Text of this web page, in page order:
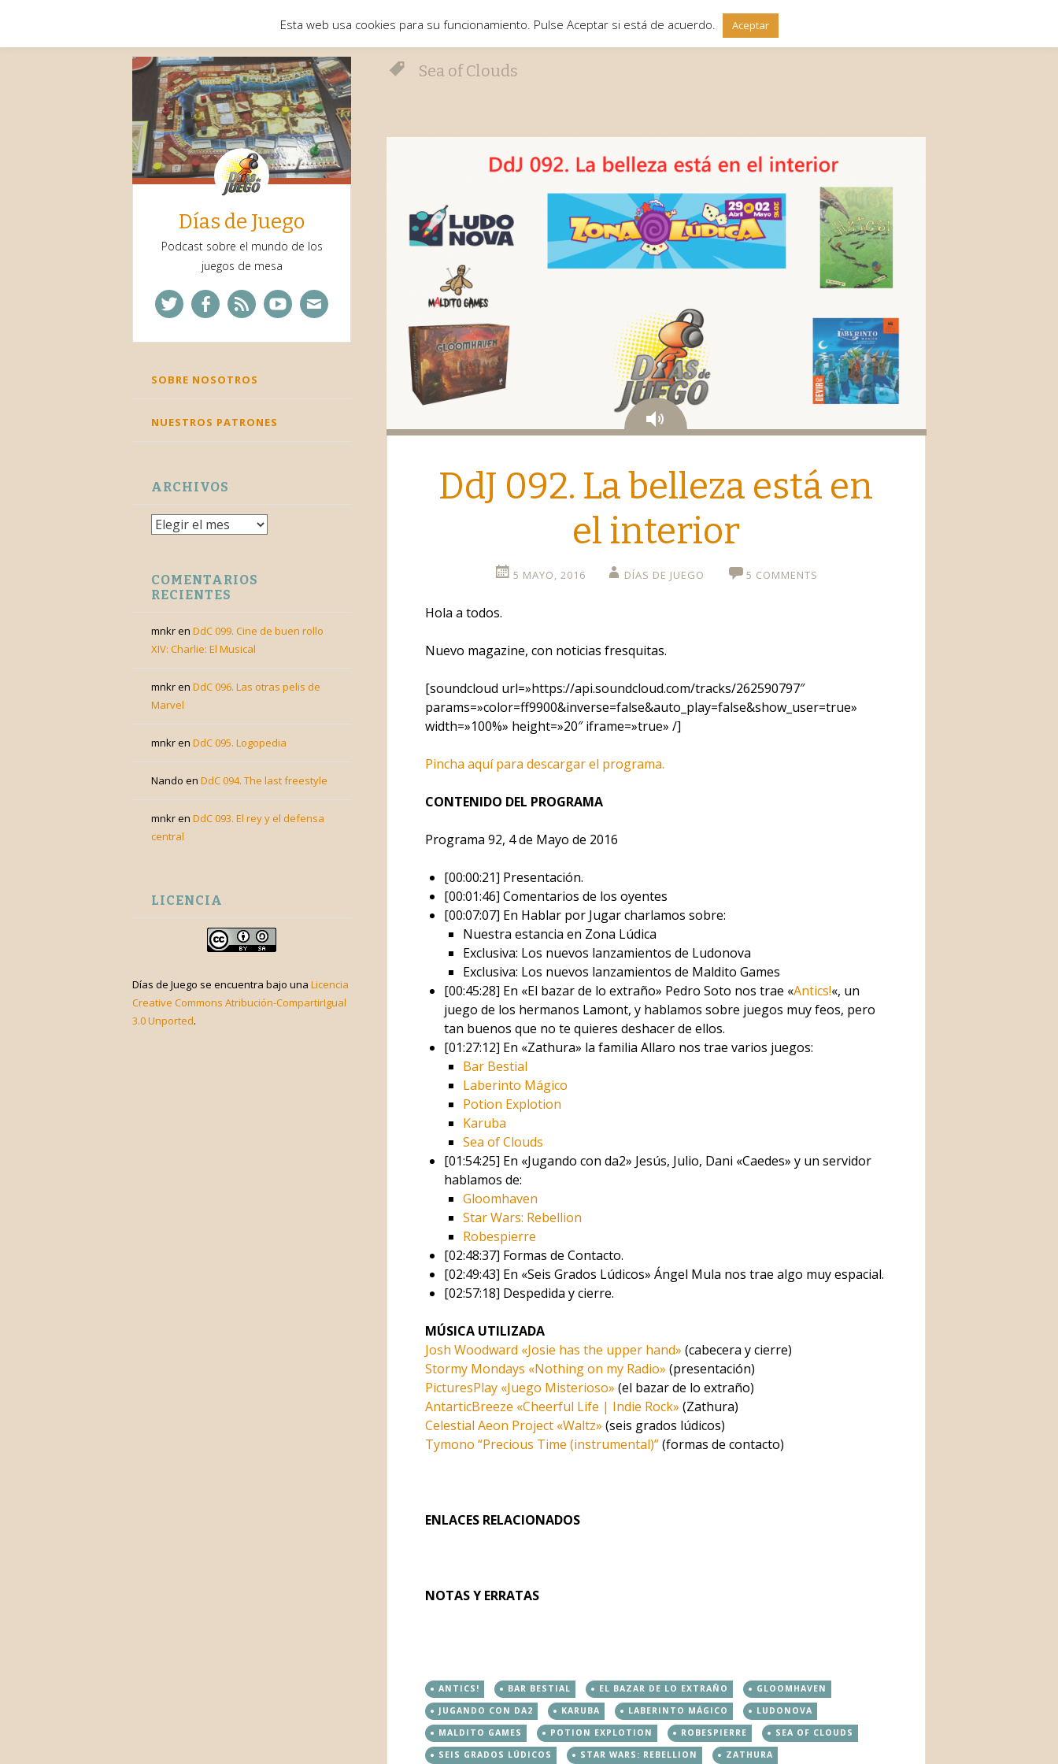
Días de Juego
Podcast sobre el mundo de los
juegos de mesa
SKIP
SOBRE NOSOTROS
NUESTROS PATRONES
ARCHIVOS
Archivos
COMENTARIOS
RECIENTES
mnkren DdC 099. Cine de buen rollo
XIV: Charlie: El Musical
mnkren DdC 096. Las otras pelis de
Marvel
mnkren DdC 095. Logopedia
Nando en DdC 094. The last freestyle
mnkren DdC 093. El rey y el defensa
central
LICENCIA
Días de Juego se encuentra bajo una Licencia
Creative Commons Atribución-CompartirIgual
3.0 Unported.
Sea of Clouds
Audio
DdJ 092. La belleza está en
el interior
5 MAYO, 2016 DÍAS DE JUEGO 5 COMMENTS
Hola a todos.
Nuevo magazine, con noticias fresquitas.
[soundcloud url=»https://api.soundcloud.com/tracks/262590797″
params=»color=ff9900&inverse=false&auto_play=false&show_user=true»
width=»100%» height=»20″ iframe=»true» /]
Pincha aquí para descargar el programa.
CONTENIDO DEL PROGRAMA
Programa 92, 4 de Mayo de 2016
[00:00:21] Presentación.
[00:01:46] Comentarios de los oyentes
[00:07:07] En Hablar por Jugar charlamos sobre:
Nuestra estancia en Zona Lúdica
Exclusiva: Los nuevos lanzamientos de Ludonova
Exclusiva: Los nuevos lanzamientos de Maldito Games
[00:45:28] En «El bazar de lo extraño» Pedro Soto nos trae «Antics!«, un
juego de los hermanos Lamont, y hablamos sobre juegos muy feos, pero
tan buenos que no te quieres deshacer de ellos.
[01:27:12] En «Zathura» la familia Allaro nos trae varios juegos:
Bar Bestial
Laberinto Mágico
Potion Explotion
Karuba
Sea of Clouds
[01:54:25] En «Jugando con da2» Jesús, Julio, Dani «Caedes» y un servidor
hablamos de:
Gloomhaven
Star Wars: Rebellion
Robespierre
[02:48:37] Formas de Contacto.
[02:49:43] En «Seis Grados Lúdicos» Ángel Mula nos trae algo muy espacial.
[02:57:18] Despedida y cierre.
MÚSICA UTILIZADA
Josh Woodward «Josie has the upper hand» (cabecera y cierre)
Stormy Mondays «Nothing on my Radio» (presentación)
PicturesPlay «Juego Misterioso» (el bazar de lo extraño)
AntarticBreeze «Cheerful Life | Indie Rock» (Zathura)
Celestial Aeon Project «Waltz» (seis grados lúdicos)
Tymono “Precious Time (instrumental)”(formas de contacto)
ENLACES RELACIONADOS
NOTAS Y ERRATAS
ANTICS! BAR BESTIAL EL BAZAR DE LO EXTRAÑO
GLOOMHAVEN
JUGANDO CON DA2
KARUBA LABERINTO MÁGICO
LUDONOVA
MALDITO GAMES
POTION EXPLOTION ROBESPIERRE
SEA OF CLOUDS
SEIS GRADOS LÚDICOS
STAR WARS: REBELLION ZATHURA
Esta web usa cookies para su funcionamiento. Pulse Aceptar si está de acuerdo. Aceptar